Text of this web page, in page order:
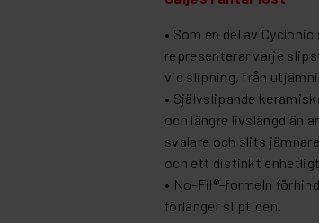
• Som en del av
representerar varje
vid slipning, från
• Självslipande
och längre livslängd än
svalare och slits
och ett distinkt
• No-Fil®-formeln
förlänger sliptiden.